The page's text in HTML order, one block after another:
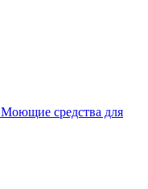
Моющие средства для